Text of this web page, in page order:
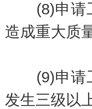
(8)申请工
造成重大质
(9)申请工
发生三级以